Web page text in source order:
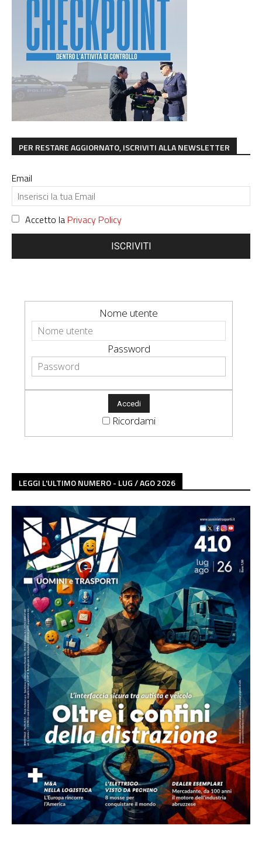
PER RESTARE AGGIORNATO, ISCRIVITI ALLA NEWSLETTER
Email
Accetto la Privacy Policy
ISCRIVITI
Nome utente
Password
Ricordami
LEGGI L'ULTIMO NUMERO - LUG / AGO 2026